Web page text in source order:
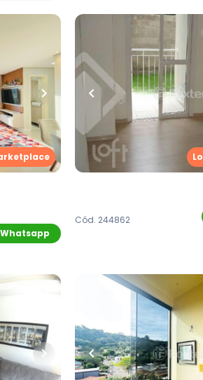
1vaga
Whatsapp
290.000,00
55m² quartos•1
Apartamento •
Uberaba
Rua Uberaba,Vila Nova
Hamburgo
Cód. 244862
•1vaga
350.000,00
330.000,00
68m² quartos
Apartamento •
Ibirubá, 360 - Novo